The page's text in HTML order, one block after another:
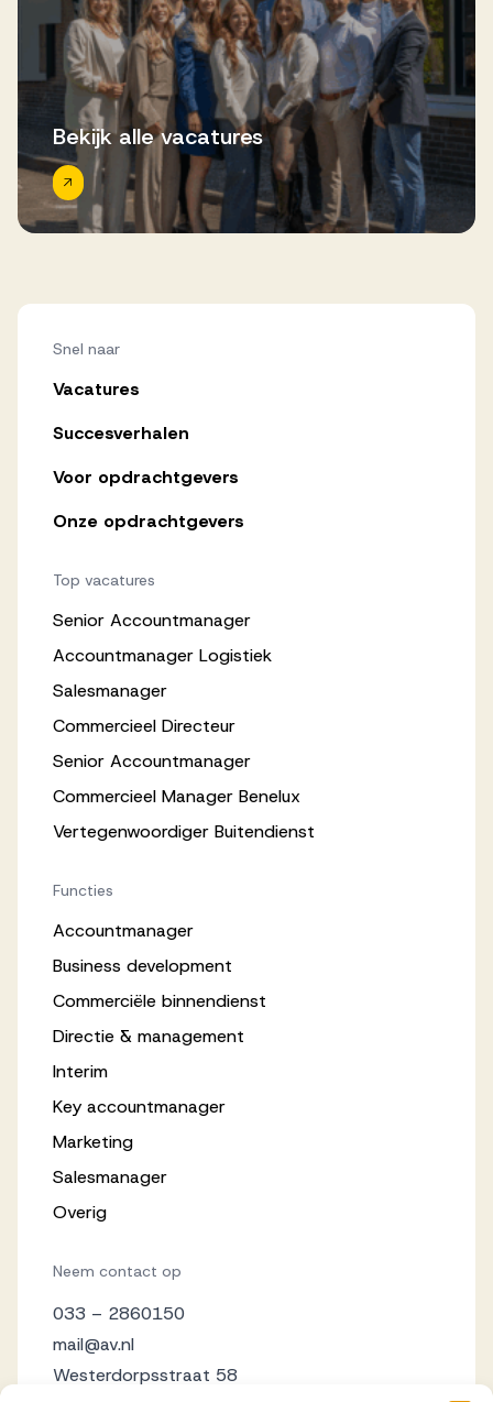
Bekijk alle vacatures
Snel naar
Vacatures
Succesverhalen
Voor opdrachtgevers
Onze opdrachtgevers
Top vacatures
Senior Accountmanager
Accountmanager Logistiek
Salesmanager
Commercieel Directeur
Senior Accountmanager
Commercieel Manager Benelux
Vertegenwoordiger Buitendienst
Functies
Accountmanager
Business development
Commerciële binnendienst
Directie & management
Interim
Key accountmanager
Marketing
Salesmanager
Overig
Neem contact op
033 – 2860150
mail@av.nl
Westerdorpsstraat 58